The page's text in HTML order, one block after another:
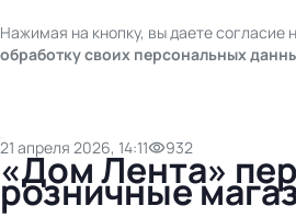
Нажимая на кнопку, вы даете согласие
обработку своих персональных
21 апреля 2026, 14:11 932
«Дом Лента»
розничные